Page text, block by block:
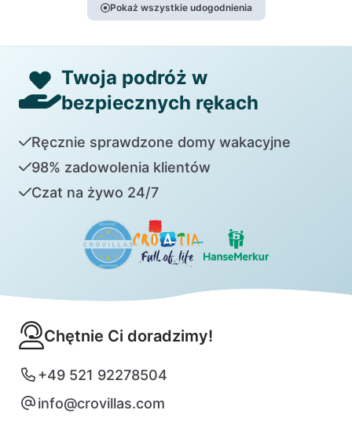
Pokaż wszystkie udogodnienia
Twoja podróż w
bezpiecznych rękach
Ręcznie sprawdzone domy wakacyjne
98% zadowolenia klientów
Czat na żywo 24/7
Chętnie Ci doradzimy!
+49 521 92278504
info@crovillas.com